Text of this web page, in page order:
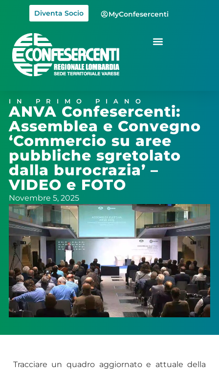
Diventa Socio MyConfesercenti
IN PRIMO PIANO
ANVA Confesercenti:
Assemblea e Convegno
‘Commercio su aree
pubbliche sgretolato
dalla burocrazia’ –
VIDEO e FOTO
Novembre 5, 2025
Tracciare un quadro aggiornato e attuale della